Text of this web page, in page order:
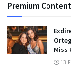
Premium Content
Miss
13